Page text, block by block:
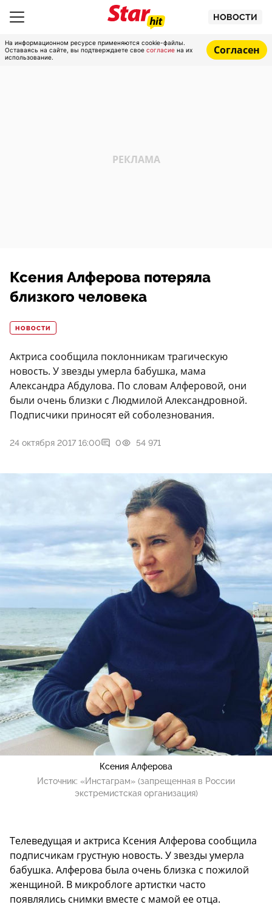
НОВОСТИ
На информационном ресурсе применяются cookie-файлы.
Оставаясь на сайте, вы подтверждаете свое согласие на их
использование.
Согласен
Ксения Алферова потеряла
близкого человека
НОВОСТИ
Актриса сообщила поклонникам трагическую
новость. У звезды умерла бабушка, мама
Александра Абдулова. По словам Алферовой, они
были очень близки с Людмилой Александровной.
Подписчики приносят ей соболезнования.
24 октября 2017 16:00 0 54 971
Ксения Алферова
Источник: «Инстаграм» (запрещенная в России
экстремистская организация)
Телеведущая и актриса Ксения Алферова сообщила
подписчикам грустную новость. У звезды умерла
бабушка. Алферова была очень близка с пожилой
женщиной. В микроблоге артистки часто
появлялись снимки вместе с мамой ее отца.